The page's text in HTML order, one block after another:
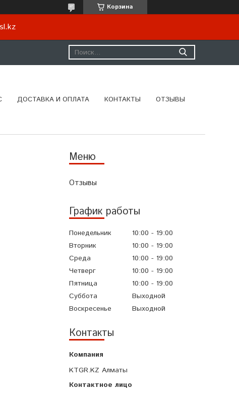
Корзина
ДОСТАВКА И ОПЛАТА КОНТАКТЫ ОТЗЫВЫ
Отзывы
График работы
Понедельник 10:00
19:00
Вторник
10:00
19:00
Среда
10:00
19:00
Четверг
10:00
19:00
Пятница
10:00
19:00
Суббота
Выходной
Воскресенье
Выходной
Контакты
KTGR.KZ Алматы